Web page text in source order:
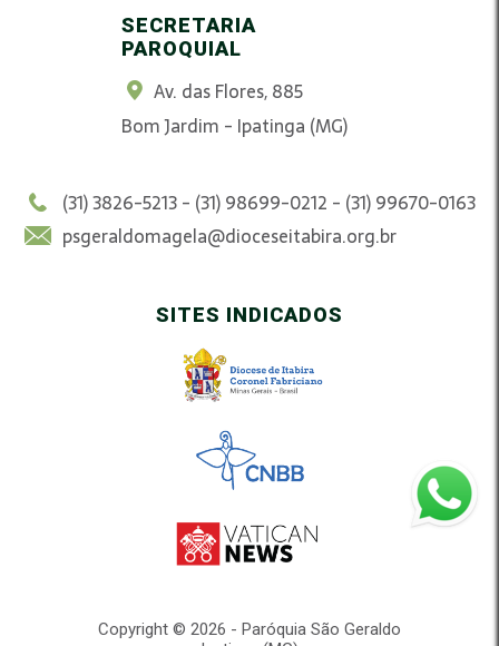
SECRETARIA
PAROQUIAL
Av. das Flores, 885
Bom Jardim - Ipatinga (MG)
(31) 3826-5213 - (31) 98699-0212 - (31) 99670-0163
psgeraldomagela@dioceseitabira.org.br
SITES INDICADOS
Copyright © 2026 - Paróquia São Geraldo